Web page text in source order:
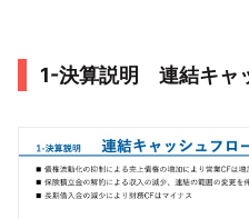
1-決算説明 連結キャ